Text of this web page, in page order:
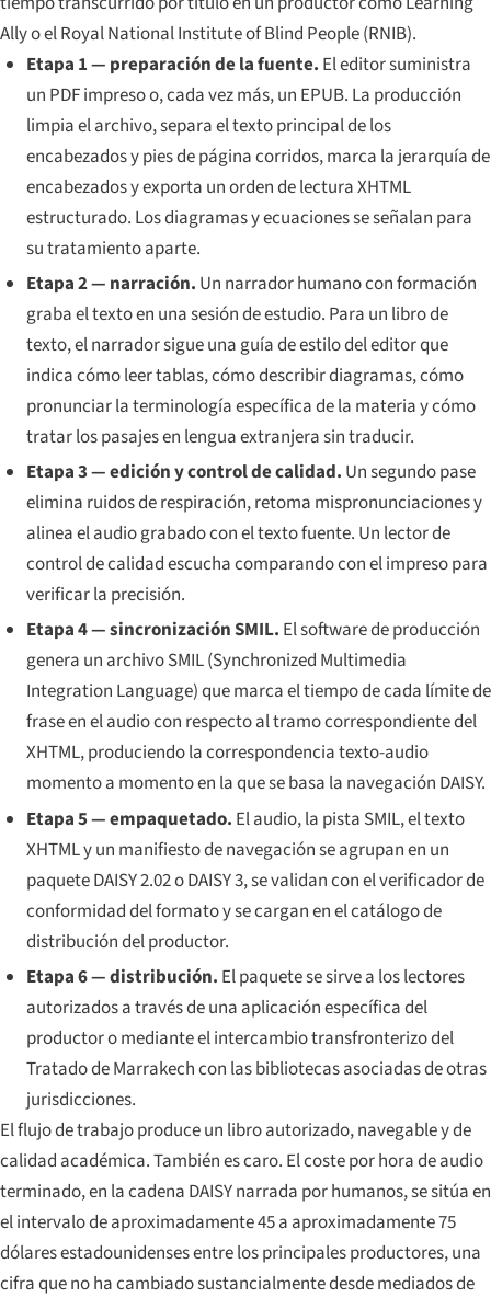
Ally o el Royal National Institute of Blind People (RNIB).
Etapa 1 — preparación de la fuente. El editor suministra
un PDF impreso o, cada vez más, un EPUB. La producción
limpia el archivo, separa el texto principal de los
encabezados y pies de página corridos, marca la jerarquía de
encabezados y exporta un orden de lectura XHTML
estructurado. Los diagramas y ecuaciones se señalan para
su tratamiento aparte.
Etapa 2 — narración. Un narrador humano con formación
graba el texto en una sesión de estudio. Para un libro de
texto, el narrador sigue una guía de estilo del editor que
indica cómo leer tablas, cómo describir diagramas, cómo
pronunciar la terminología específica de la materia y cómo
tratar los pasajes en lengua extranjera sin traducir.
Etapa 3 — edición y control de calidad. Un segundo pase
elimina ruidos de respiración, retoma mispronunciaciones y
alinea el audio grabado con el texto fuente. Un lector de
control de calidad escucha comparando con el impreso para
verificar la precisión.
Etapa 4 — sincronización SMIL. El software de producción
genera un archivo SMIL (Synchronized Multimedia
Integration Language) que marca el tiempo de cada límite de
frase en el audio con respecto al tramo correspondiente del
XHTML, produciendo la correspondencia texto-audio
momento a momento en la que se basa la navegación DAISY.
Etapa 5 — empaquetado. El audio, la pista SMIL, el texto
XHTML y un manifiesto de navegación se agrupan en un
paquete DAISY 2.02 o DAISY 3, se validan con el verificador de
conformidad del formato y se cargan en el catálogo de
distribución del productor.
Etapa 6 — distribución. El paquete se sirve a los lectores
autorizados a través de una aplicación específica del
productor o mediante el intercambio transfronterizo del
Tratado de Marrakech con las bibliotecas asociadas de otras
jurisdicciones.
El flujo de trabajo produce un libro autorizado, navegable y de
calidad académica. También es caro. El coste por hora de audio
terminado, en la cadena DAISY narrada por humanos, se sitúa en
el intervalo de aproximadamente 45 a aproximadamente 75
dólares estadounidenses entre los principales productores, una
cifra que no ha cambiado sustancialmente desde mediados de